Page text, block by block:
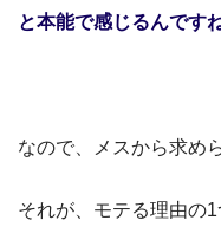
と本能で感じるんですね
なので、メスから求め
それが、モテる理由の1